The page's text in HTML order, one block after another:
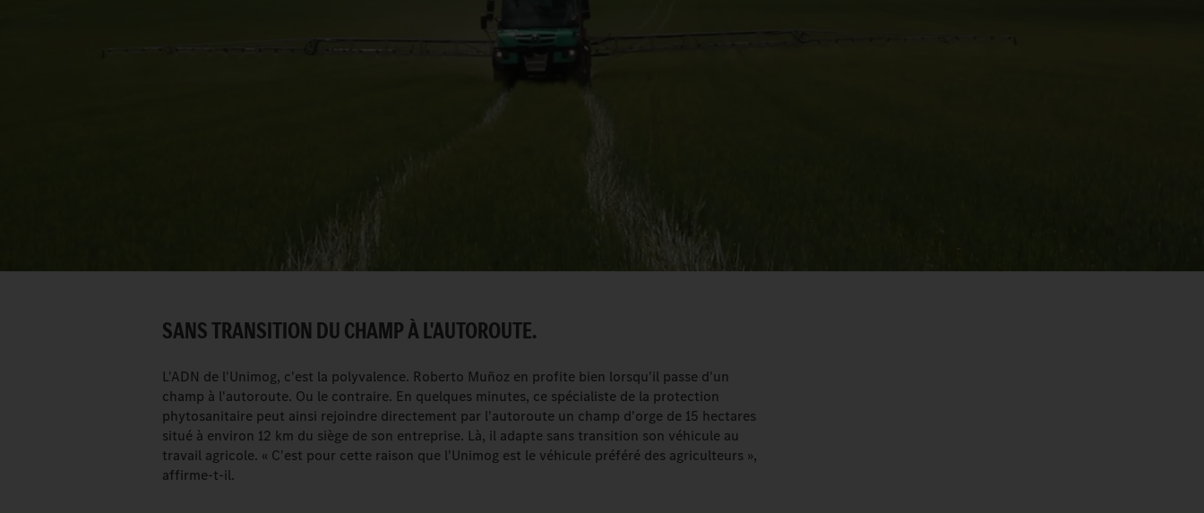
SANS TRANSITION DU CHAMP À L'AUTOROUTE.
L'ADN de l'Unimog, c'est la polyvalence. Roberto Muñoz en profite bien lorsqu'il passe d'un
champ à l'autoroute. Ou le contraire. En quelques minutes, ce spécialiste de la protection
phytosanitaire peut ainsi rejoindre directement par l'autoroute un champ d'orge de 15 hectares
situé à environ 12 km du siège de son entreprise. Là, il adapte sans transition son véhicule au
travail agricole. « C'est pour cette raison que l'Unimog est le véhicule préféré des agriculteurs »,
affirme-t-il.